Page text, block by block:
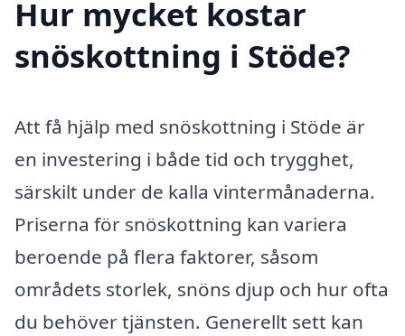
Hur mycket kostar
snöskottning i Stöde?
Att få hjälp med snöskottning i Stöde är
en investering i både tid och trygghet,
särskilt under de kalla vintermånaderna.
Priserna för snöskottning kan variera
beroende på flera faktorer, såsom
områdets storlek, snöns djup och hur ofta
du behöver tjänsten. Generellt sett kan